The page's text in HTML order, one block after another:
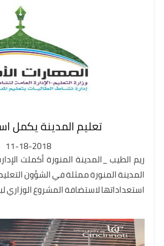
تعليم المدينة يكمل
11-18-2018
ريم الطيب _المدينة المنورة أكملت
المدينة المنورة ممثلة في الشؤون
استعداداتها لاستضافة المشروع الوزاري